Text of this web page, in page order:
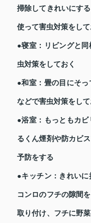
掃除してきれいにす
使って害虫対策をして
●寝室：リビングと
虫対策をしておく
●和室：畳の目にそ
などで害虫対策をして
●浴室：もっともカ
るくん煙剤や防カビ
予防をする
●キッチン：きれい
コンロのフチの隙間
取り付け、フチに野